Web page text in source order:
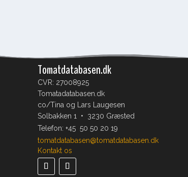
Tomatdatabasen.dk
CVR: 27008925
Tomatadatabasen.dk
co/Tina og Lars Laugesen
Solbakken 1 • 3230 Græsted
Telefon: +45 50 50 20 19
tomatdatabasen@tomatdatabasen.dk
Kontakt os